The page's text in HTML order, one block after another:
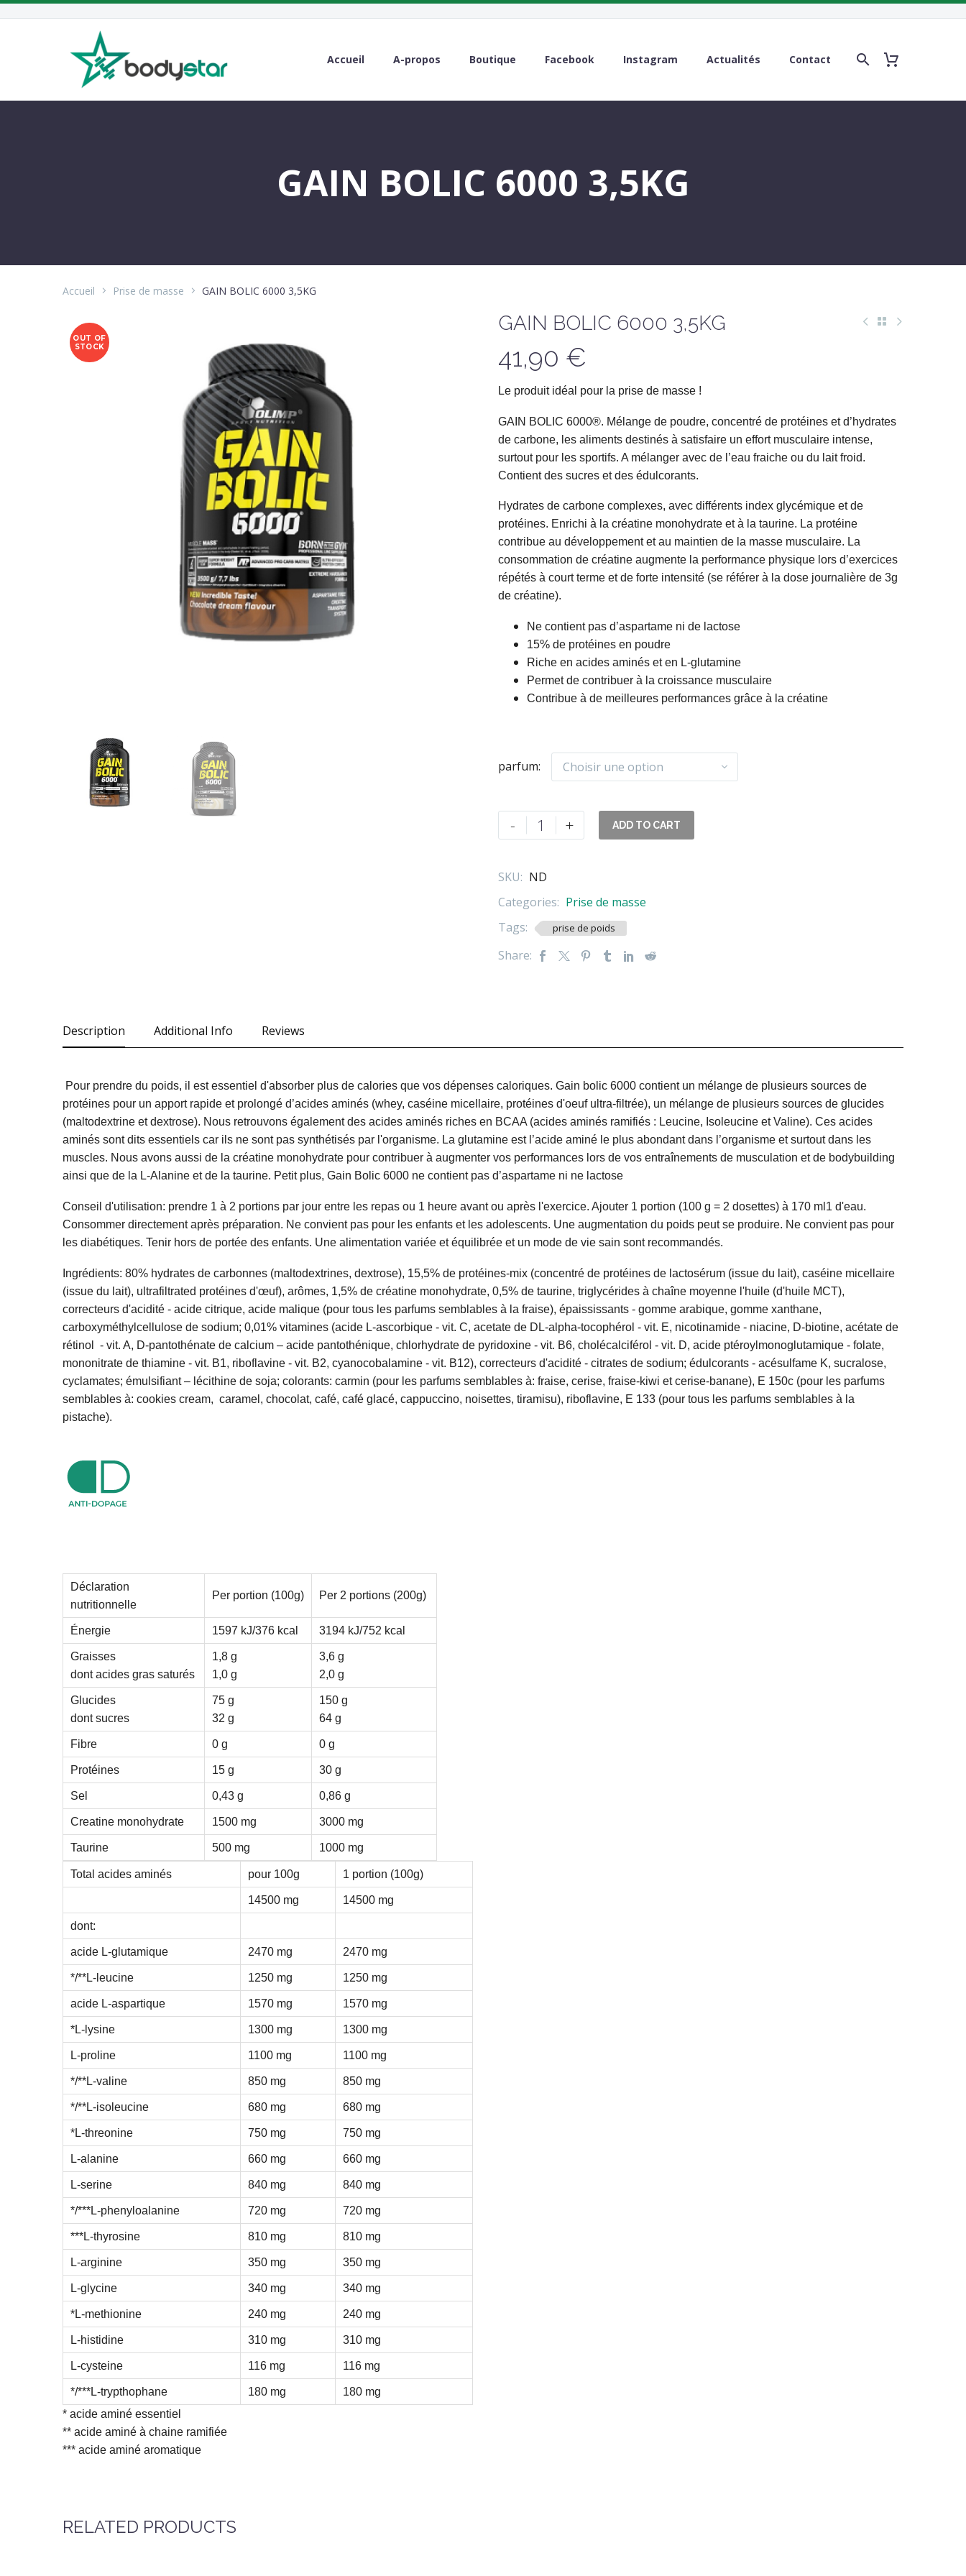
Accueil A-propos Boutique Facebook Instagram Actualités Contact
GAIN BOLIC 6000 3,5KG
Accueil Prise de masse GAIN BOLIC 6000 3,5KG
OUT OF
STOCK
GAIN BOLIC 6000 3,5KG
41,90 €
Le produit idéal pour la prise de masse !
GAIN BOLIC 6000®. Mélange de poudre, concentré de protéines et d’hydrates
de carbone, les aliments destinés à satisfaire un effort musculaire intense,
surtout pour les sportifs. A mélanger avec de l’eau fraiche ou du lait froid.
Contient des sucres et des édulcorants.
Hydrates de carbone complexes, avec différents index glycémique et de
protéines. Enrichi à la créatine monohydrate et à la taurine. La protéine
contribue au développement et au maintien de la masse musculaire. La
consommation de créatine augmente la performance physique lors d’exercices
répétés à court terme et de forte intensité (se référer à la dose journalière de 3g
de créatine).
Ne contient pas d’aspartame ni de lactose
15% de protéines en poudre
Riche en acides aminés et en L-glutamine
Permet de contribuer à la croissance musculaire
Contribue à de meilleures performances grâce à la créatine
parfum Choisir une option
-
quantité
de
BOLIC
3,5KG
+ ADD TO CART
SKU: ND
Categories: Prise de masse
Tags:
prise de poids
Share:
Description Additional Info Reviews
Pour prendre du poids, il est essentiel d'absorber plus de calories que vos dépenses caloriques. Gain bolic 6000 contient un mélange de plusieurs sources de
protéines pour un apport rapide et prolongé d’acides aminés (whey, caséine micellaire, protéines d'oeuf ultra-filtrée), un mélange de plusieurs sources de glucides
(maltodextrine et dextrose). Nous retrouvons également des acides aminés riches en BCAA (acides aminés ramifiés : Leucine, Isoleucine et Valine). Ces acides
aminés sont dits essentiels car ils ne sont pas synthétisés par l'organisme. La glutamine est l’acide aminé le plus abondant dans l’organisme et surtout dans les
muscles. Nous avons aussi de la créatine monohydrate pour contribuer à augmenter vos performances lors de vos entraînements de musculation et de bodybuilding
ainsi que de la L-Alanine et de la taurine. Petit plus, Gain Bolic 6000 ne contient pas d’aspartame ni ne lactose
Conseil d'utilisation: prendre 1 à 2 portions par jour entre les repas ou 1 heure avant ou après l'exercice. Ajouter 1 portion (100 g = 2 dosettes) à 170 ml1 d'eau.
Consommer directement après préparation. Ne convient pas pour les enfants et les adolescents. Une augmentation du poids peut se produire. Ne convient pas pour
les diabétiques. Tenir hors de portée des enfants. Une alimentation variée et équilibrée et un mode de vie sain sont recommandés.
Ingrédients: 80% hydrates de carbonnes (maltodextrines, dextrose), 15,5% de protéines-mix (concentré de protéines de lactosérum (issue du lait), caséine micellaire
(issue du lait), ultrafiltrated protéines d'œuf), arômes, 1,5% de créatine monohydrate, 0,5% de taurine, triglycérides à chaîne moyenne l'huile (d'huile MCT),
correcteurs d'acidité - acide citrique, acide malique (pour tous les parfums semblables à la fraise), épaississants - gomme arabique, gomme xanthane,
carboxyméthylcellulose de sodium; 0,01% vitamines (acide L-ascorbique - vit. C, acetate de DL-alpha-tocophérol - vit. E, nicotinamide - niacine, D-biotine, acétate de
rétinol - vit. A, D-pantothénate de calcium – acide pantothénique, chlorhydrate de pyridoxine - vit. B6, cholécalciférol - vit. D, acide ptéroylmonoglutamique - folate,
mononitrate de thiamine - vit. B1, riboflavine - vit. B2, cyanocobalamine - vit. B12), correcteurs d'acidité - citrates de sodium; édulcorants - acésulfame K, sucralose,
cyclamates; émulsifiant – lécithine de soja; colorants: carmin (pour les parfums semblables à: fraise, cerise, fraise-kiwi et cerise-banane), E 150c (pour les parfums
semblables à: cookies cream, caramel, chocolat, café, café glacé, cappuccino, noisettes, tiramisu), riboflavine, E 133 (pour tous les parfums semblables à la
pistache).
Déclaration
nutritionnelle
Per portion (100g) Per 2 portions (200g)
Énergie 1597 kJ/376 kcal 3194 kJ/752 kcal
Graisses
dont acides gras saturés
1,8 g
1,0 g
3,6 g
2,0 g
Glucides
dont sucres
75 g
32 g
150 g
64 g
Fibre 0 g 0 g
Protéines 15 g 30 g
Sel 0,43 g 0,86 g
Creatine monohydrate 1500 mg 3000 mg
Taurine 500 mg 1000 mg
Total acides aminés pour 100g 1 portion (100g)
14500 mg 14500 mg
dont:
acide L-glutamique 2470 mg 2470 mg
*/**L-leucine 1250 mg 1250 mg
acide L-aspartique 1570 mg 1570 mg
*L-lysine 1300 mg 1300 mg
L-proline 1100 mg 1100 mg
*/**L-valine 850 mg 850 mg
*/**L-isoleucine 680 mg 680 mg
*L-threonine 750 mg 750 mg
L-alanine 660 mg 660 mg
L-serine 840 mg 840 mg
*/***L-phenyloalanine 720 mg 720 mg
***L-thyrosine 810 mg 810 mg
L-arginine 350 mg 350 mg
L-glycine 340 mg 340 mg
*L-methionine 240 mg 240 mg
L-histidine 310 mg 310 mg
L-cysteine 116 mg 116 mg
*/***L-trypthophane 180 mg
180 mg
* acide aminé essentiel
** acide aminé à chaine ramifiée
*** acide aminé aromatique
RELATED PRODUCTS